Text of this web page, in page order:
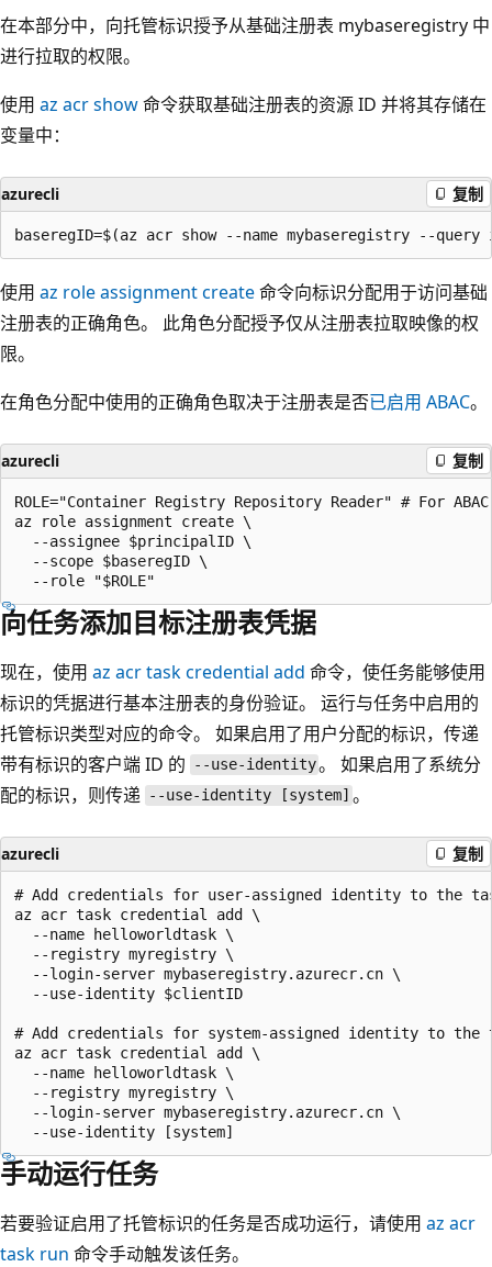
在本部分中，向托管标识授予从基础注册表 mybaseregistry 中
进行拉取的权限。
使用 az acr show命令获取基础注册表的资源 ID 并将其存储在
变量中：
azurecli 复制
使用 az role assignment create命令向标识分配用于访问基础
注册表的正确角色。 此角色分配授予仅从注册表拉取映像的权
限。
在角色分配中使用的正确角色取决于注册表是否已启用 ABAC。
azurecli 复制
ROLE="Container Registry Repository Reader" # For
az role assignment create \
  --assignee $principalID \
  --scope $baseregID \
向任务添加目标注册表凭据
现在，使用 az acr task credential add 命令，使任务能够使用
标识的凭据进行基本注册表的身份验证。 运行与任务中启用的
托管标识类型对应的命令。 如果启用了用户分配的标识，传递
带有标识的客户端 ID 的
--use-identity。 如果启用了系统分
配的标识，则传递 --use-identity [system] 。
azurecli 复制
# Add credentials for user-assigned identity to the
az acr task credential add \
  --name helloworldtask \
  --registry myregistry \
  --login-server mybaseregistry.azurecr.cn \
  --use-identity $clientID
# Add credentials for system-assigned identity to the
az acr task credential add \
  --name helloworldtask \
  --registry myregistry \
  --login-server mybaseregistry.azurecr.cn \
手动运行任务
若要验证启用了托管标识的任务是否成功运行，请使用 az acr
task run 命令手动触发该任务。